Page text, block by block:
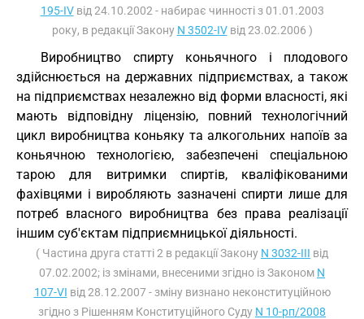
195-IVвід 24.10.2002 - набирає чинності з 01.01.2003
року, в редакції Закону N 3502-IVвід 23.02.2006 )
Виробництво спирту коньячного і плодового
здійснюється на державних підприємствах, а також
на підприємствах незалежно від форми власності, які
мають відповідну ліцензію, повний технологічний
цикл виробництва коньяку та алкогольних напоїв за
коньячною технологією, забезпечені спеціальною
тарою для витримки спиртів, кваліфікованими
фахівцями і виробляють зазначені спирти лише для
потреб власного виробництва без права реалізації
іншим суб'єктам підприємницької діяльності.
( Частина друга статті 2 в редакції Закону N 3032-III від
07.02.2002; із змінами, внесеними згідно із Законом N
107-VI від 28.12.2007 - зміну визнано неконституційною
згідно з Рішенням Конституційного Суду N 10-рп/2008